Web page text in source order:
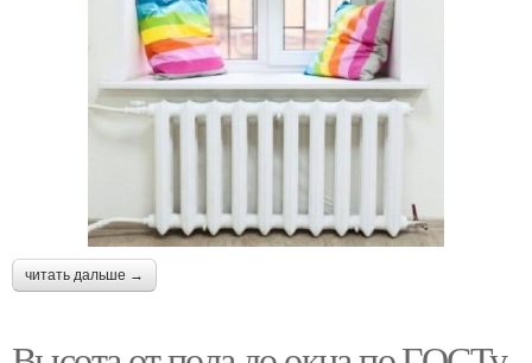
читать дальше →